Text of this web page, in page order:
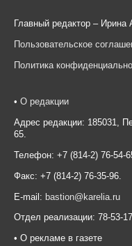
Главный редактор –
Пользовательское
Политика
• О редакции
Адрес редакции: 185031,
65.
Телефон: +7 (814-2) 76-54-
Факс: +7 (814-2) 76-35-96.
E-mail: bastion@karelia.ru
Отдел реализации: 78-53-17
• О рекламе в газете